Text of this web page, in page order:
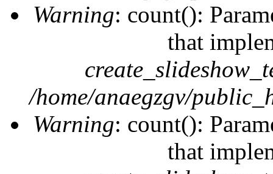
Warning: count():
that
/home/anaegzgv/
Warning: count():
that